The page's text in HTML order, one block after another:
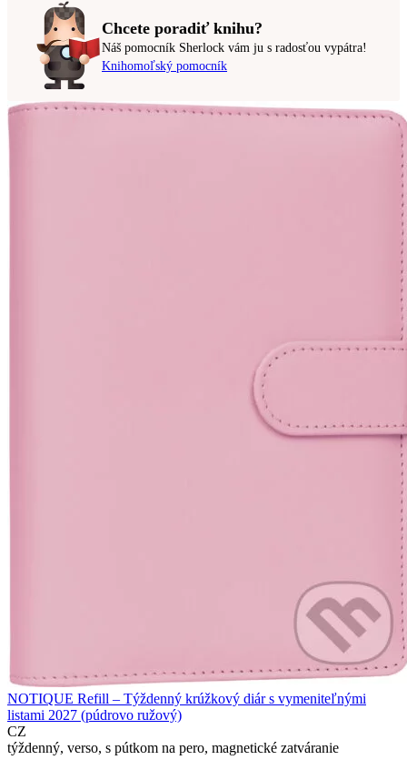
Chcete poradiť knihu?
Náš pomocník Sherlock vám ju s radosťou vypátra!
Knihomoľský pomocník
NOTIQUE Refill – Týždenný krúžkový diár s vymeniteľnými
listami 2027 (púdrovo ružový)
CZ
týždenný, verso, s pútkom na pero, magnetické zatváranie